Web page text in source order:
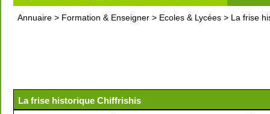
Annuaire > Formation & Enseigner > Ecoles & Lycées > La frise
La frise historique Chiffrishis